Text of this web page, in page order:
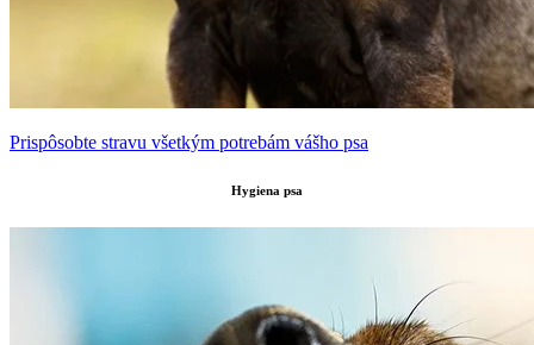
Prispôsobte stravu všetkým potrebám vášho psa
Hygiena psa